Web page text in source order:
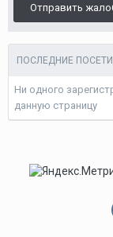
Отправить
ПОСЛЕДНИЕ
Ни одного
данную страницу